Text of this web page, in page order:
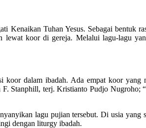
Tuhan Yesus. Sebagai bentuk
koor di gereja. Melalui lagu-lagu
koor dalam ibadah. Ada empat koor
Stanphill, terj. Kristianto Pudjo Nugroho;
lagu pujian tersebut. Di usia yang
dengan liturgy ibadah.